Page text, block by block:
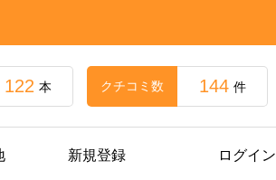
122 本 クチコミ数 144 件
新規登録 ログイン